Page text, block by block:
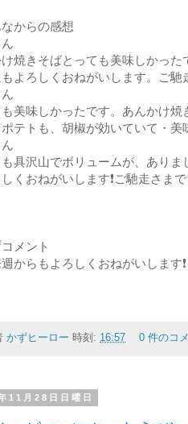
なからの感想
焼きそばとっても美味しかっ
よろしくおねがいします。ご馳
も美味しかったです。あんかけ
テトも、胡椒が効いていて・美
も具沢山でボリュームが、あり
くおねがいします❗ご馳走さまで
メント
からもよろしくおねがいします❗
かずヒーロー 時刻: 16:57 0 件のコ
11月28日日曜日